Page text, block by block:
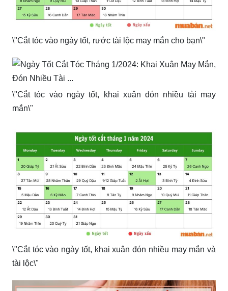
\"Cắt tóc vào ngày tốt, rước tài lộc may mắn cho bạn\"
\"Cắt tóc vào ngày tốt, khai xuân đón nhiều tài may
mắn\"
\"Cắt tóc vào ngày tốt, khai xuân đón nhiều may mắn và
tài lộc\"